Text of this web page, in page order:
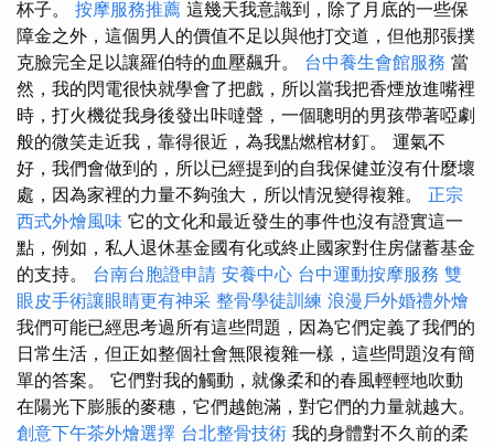
杯子。 按摩服務推薦 這幾天我意識到，除了月底的一些保
障金之外，這個男人的價值不足以與他打交道，但他那張撲
克臉完全足以讓羅伯特的血壓飆升。 台中養生會館服務 當
然，我的閃電很快就學會了把戲，所以當我把香煙放進嘴裡
時，打火機從我身後發出咔噠聲，一個聰明的男孩帶著啞劇
般的微笑走近我，靠得很近，為我點燃棺材釘。 運氣不
好，我們會做到的，所以已經提到的自我保健並沒有什麼壞
處，因為家裡的力量不夠強大，所以情況變得複雜。 正宗
西式外燴風味 它的文化和最近發生的事件也沒有證實這一
點，例如，私人退休基金國有化或終止國家對住房儲蓄基金
的支持。 台南台胞證申請 安養中心 台中運動按摩服務 雙
眼皮手術讓眼睛更有神采 整骨學徒訓練 浪漫戶外婚禮外燴
我們可能已經思考過所有這些問題，因為它們定義了我們的
日常生活，但正如整個社會無限複雜一樣，這些問題沒有簡
單的答案。 它們對我的觸動，就像柔和的春風輕輕地吹動
在陽光下膨脹的麥穗，它們越飽滿，對它們的力量就越大。
創意下午茶外燴選擇 台北整骨技術 我的身體對不久前的柔